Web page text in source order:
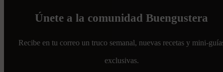
Únete a la comunidad Buengustera
Recibe en tu correo un truco semanal, nuevas recetas y mini-
exclusivas.